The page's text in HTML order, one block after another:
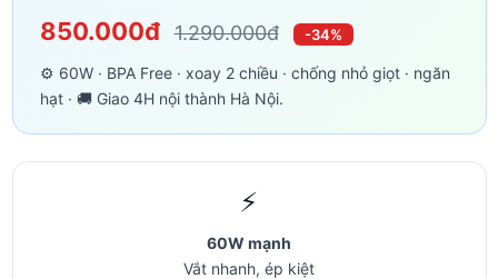
850.000đ 1.290.000đ -34%
⚙️ 60W · BPA Free · xoay 2 chiều · chống nhỏ giọt · ngăn
hạt · 🚚 Giao 4H nội thành Hà Nội.
⚡
60W mạnh
Vắt nhanh, ép kiệt